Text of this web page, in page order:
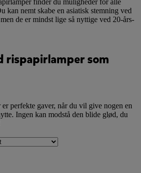
kan nemt skabe en asiatisk stemning ved
de er mindst lige så nyttige ved 20-års-
rispapirlamper som
perfekte gaver, når du vil give nogen en
Ingen kan modstå den blide glød, du